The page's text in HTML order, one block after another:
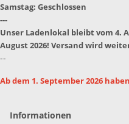
Samstag: Geschlossen
---
Unser Ladenlokal bleibt vom 4.
August 2026! Versand wird
--
Ab dem 1. September 2026
Informationen